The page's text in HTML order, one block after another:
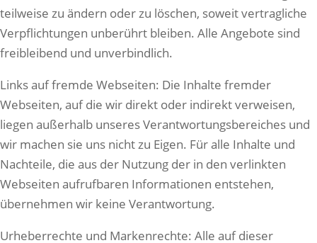
teilweise zu ändern oder zu löschen, soweit vertragliche
Verpflichtungen unberührt bleiben. Alle Angebote sind
freibleibend und unverbindlich.
Links auf fremde Webseiten: Die Inhalte fremder
Webseiten, auf die wir direkt oder indirekt verweisen,
liegen außerhalb unseres Verantwortungsbereiches und
wir machen sie uns nicht zu Eigen. Für alle Inhalte und
Nachteile, die aus der Nutzung der in den verlinkten
Webseiten aufrufbaren Informationen entstehen,
übernehmen wir keine Verantwortung.
Urheberrechte und Markenrechte: Alle auf dieser